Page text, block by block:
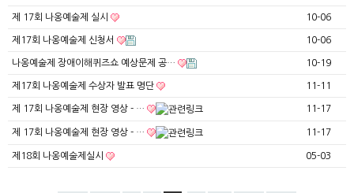
제 17회 나옹예술제 실시 10-06
제17회 나옹예술제 신청서 10-06
나옹예술제 장애이해퀴즈쇼 예상문제 공… 10-19
제17회 나옹예술제 수상자 발표 명단 11-11
제 17회 나옹예술제 현장 영상 - … 11-17
제 17회 나옹예술제 현장 영상 - … 11-17
제18회 나옹예술제실시 05-03